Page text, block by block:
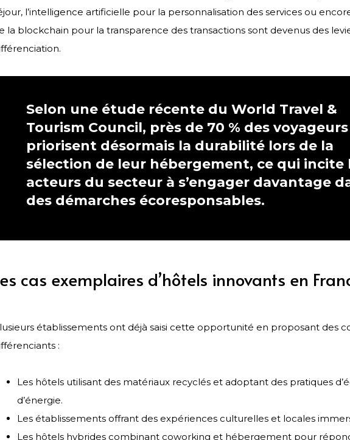
l’intelligence artificielle pour la personnalisation des services ou
la blockchain pour la transparence des transactions sont devenus des
Selon une étude récente du World Travel &
Tourism Council, près de 70 % des voyageurs
priorisent désormais la durabilité lors de la
sélection de leur hébergement, ce qui incite
acteurs du secteur à s’engager davantage
des démarches écoresponsables.
cas exemplaires d’hôtels innovants en
établissements ont déjà saisi cette opportunité en proposant des
:
Les hôtels utilisant des matériaux recyclés et adoptant des pratiques
d’énergie.
Les établissements offrant des expériences culturelles et locales
Les hôtels hybrides combinant coworking et hébergement pour